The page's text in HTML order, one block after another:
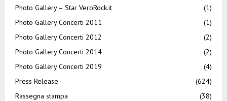
Photo Gallery – Star VeroRock.it
(1)
Photo Gallery Concerti 2011
(1)
Photo Gallery Concerti 2012
(2)
Photo Gallery Concerti 2014
(2)
Photo Gallery Concerti 2019
(4)
Press Release
(624)
Rassegna stampa
(38)